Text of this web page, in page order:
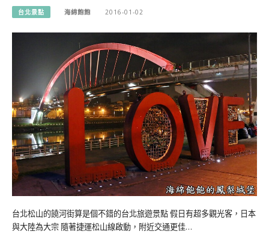
台北景點 海綿飽飽 2016-01-02
台北松山的饒河街算是個不錯的台北旅遊景點 假日有超多觀光客，日本
與大陸為大宗 隨著捷運松山線啟動，附近交通更佳…